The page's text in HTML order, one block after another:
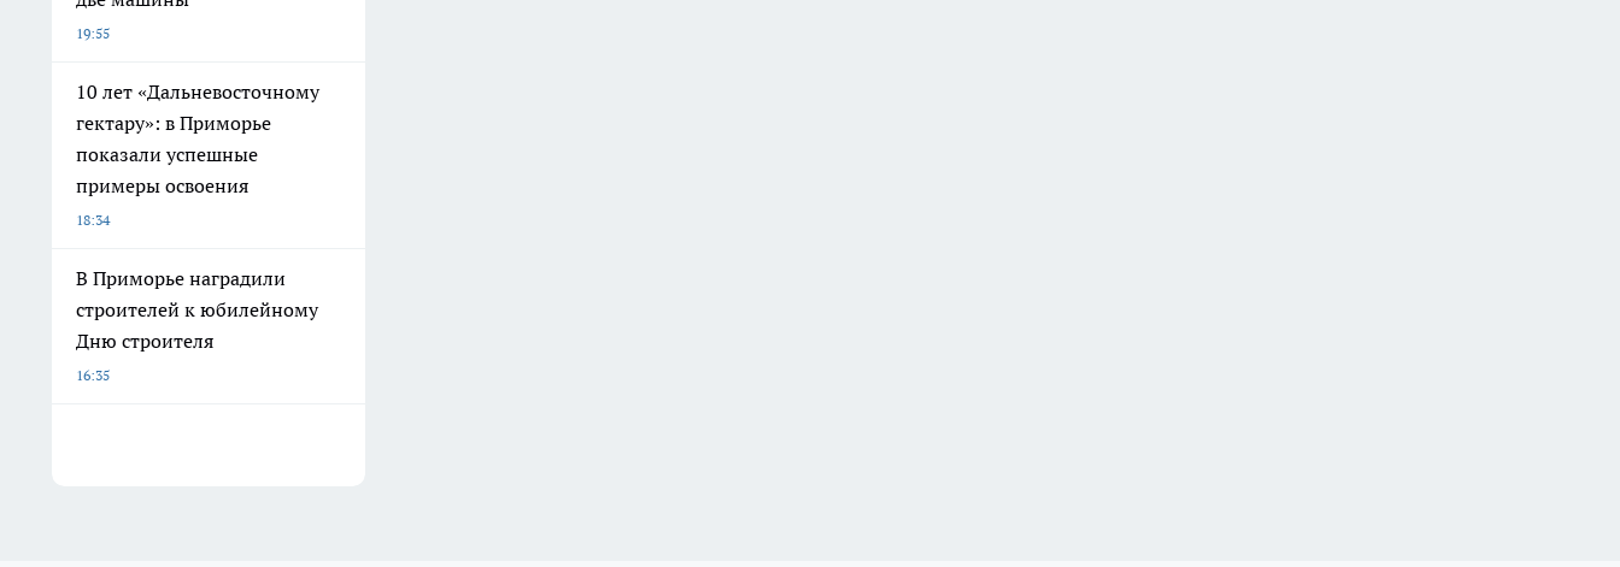
19:55
10 лет «Дальневосточному
гектару»: в Приморье
показали успешные
примеры освоения
18:34
В Приморье наградили
строителей к юбилейному
Дню строителя
16:35